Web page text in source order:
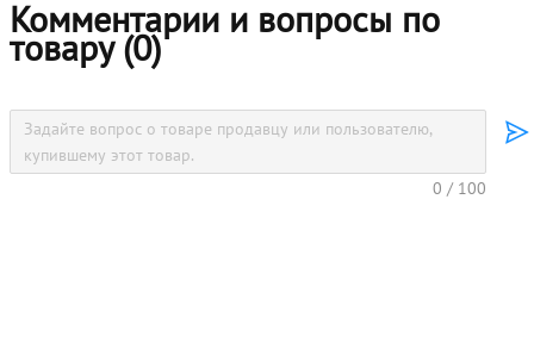
Комментарии и вопросы по
товару (0)